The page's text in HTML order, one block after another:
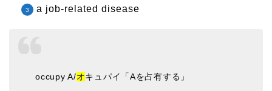
a job-related disease
occupy A/オキュパイ「Aを占有する」